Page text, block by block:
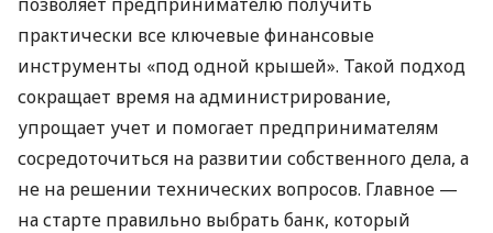
практически все ключевые финансовые
инструменты «под одной крышей». Такой подход
сокращает время на администрирование,
упрощает учет и помогает предпринимателям
сосредоточиться на развитии собственного дела, а
не на решении технических вопросов. Главное —
на старте правильно выбрать банк, который